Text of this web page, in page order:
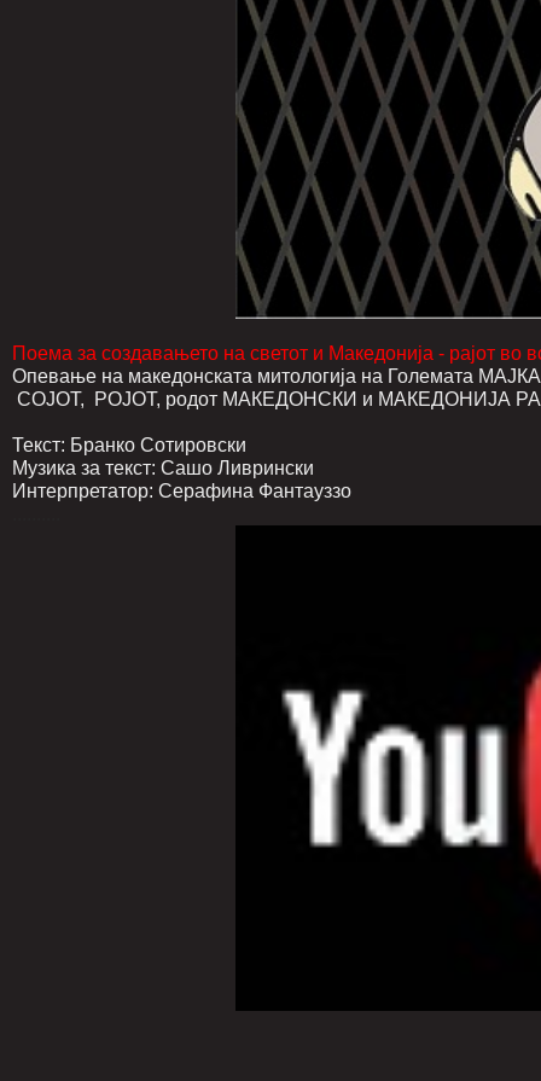
Поема за создавањето на светот и Македонија - рајот во
Опевање на македонската митологија на Големата
СОЈОТ, РОЈОТ, родот МАКЕДОНСКИ и МАКЕДОНИЈА
Текст: Бранко Сотировски
Музика за текст: Сашо Ливрински
Интерпретатор: Серафина Фантауззо